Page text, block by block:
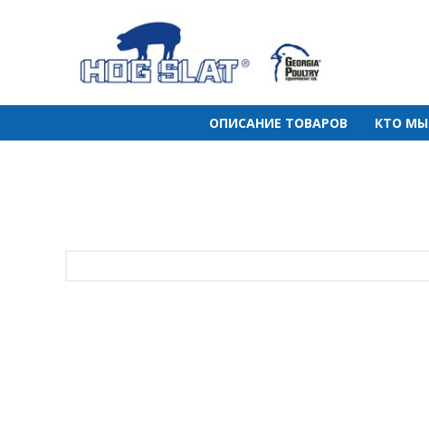
ОПИСАНИЕ ТОВАРОВ КТО МЫ